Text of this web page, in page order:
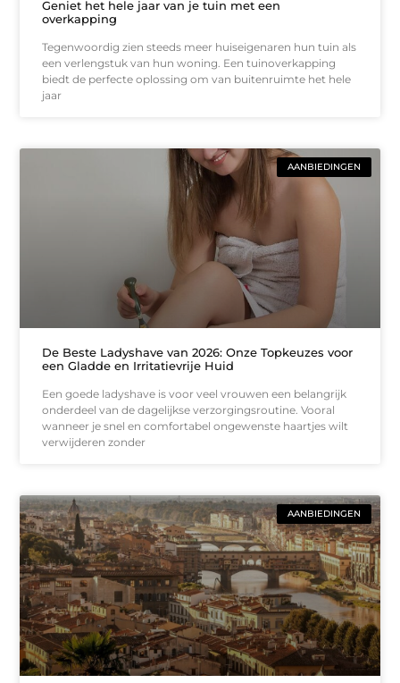
Geniet het hele jaar van je tuin met een
overkapping
Tegenwoordig zien steeds meer huiseigenaren hun tuin als
een verlengstuk van hun woning. Een tuinoverkapping
biedt de perfecte oplossing om van buitenruimte het hele
jaar
AANBIEDINGEN
De Beste Ladyshave van 2026: Onze Topkeuzes voor
een Gladde en Irritatievrije Huid
Een goede ladyshave is voor veel vrouwen een belangrijk
onderdeel van de dagelijkse verzorgingsroutine. Vooral
wanneer je snel en comfortabel ongewenste haartjes wilt
verwijderen zonder
AANBIEDINGEN